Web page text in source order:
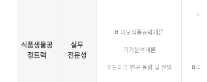
식품생물공
정트랙
실무
전문성
바이오식품공학개론
기기분석개론
푸드테크 연구 동향 및 전망
바
바이